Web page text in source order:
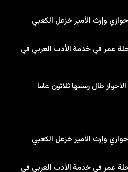
وإرث الأمير خزعل الكعبي
عمر في خدمة الأدب العربي في
طال رسمها ثلاثون عاما
وإرث الأمير خزعل الكعبي
عمر في خدمة الأدب العربي في